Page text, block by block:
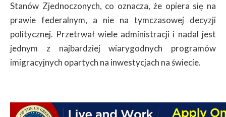
Stanów Zjednoczonych, co oznacza, że opiera się na
prawie federalnym, a nie na tymczasowej decyzji
politycznej. Przetrwał wiele administracji i nadal jest
jednym z najbardziej wiarygodnych programów
imigracyjnych opartych na inwestycjach na świecie.